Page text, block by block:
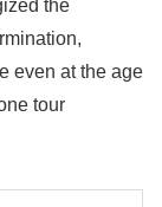
the
even at the age
tour